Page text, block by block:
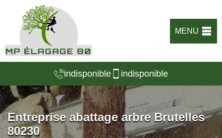
MENU
indisponible indisponible
Entreprise abattage arbre Brutelles
80230